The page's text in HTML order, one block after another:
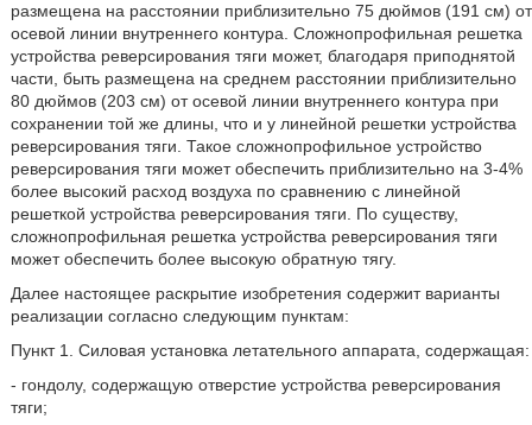
размещена на расстоянии приблизительно 75 дюймов (191 см) от
осевой линии внутреннего контура. Сложнопрофильная решетка
устройства реверсирования тяги может, благодаря приподнятой
части, быть размещена на среднем расстоянии приблизительно
80 дюймов (203 см) от осевой линии внутреннего контура при
сохранении той же длины, что и у линейной решетки устройства
реверсирования тяги. Такое сложнопрофильное устройство
реверсирования тяги может обеспечить приблизительно на 3-4%
более высокий расход воздуха по сравнению с линейной
решеткой устройства реверсирования тяги. По существу,
сложнопрофильная решетка устройства реверсирования тяги
может обеспечить более высокую обратную тягу.
Далее настоящее раскрытие изобретения содержит варианты
реализации согласно следующим пунктам:
Пункт 1. Силовая установка летательного аппарата, содержащая:
- гондолу, содержащую отверстие устройства реверсирования
тяги;